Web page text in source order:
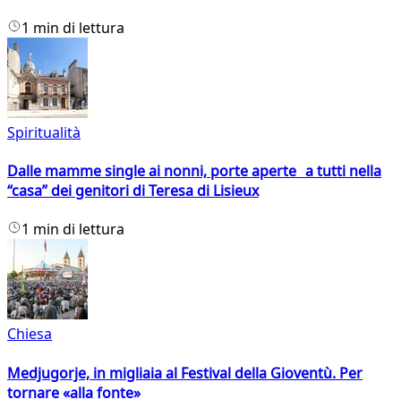
1 min di lettura
Spiritualità
Dalle mamme single ai nonni, porte aperte a tutti nella
“casa” dei genitori di Teresa di Lisieux
1 min di lettura
Chiesa
Medjugorje, in migliaia al Festival della Gioventù. Per
tornare «alla fonte»